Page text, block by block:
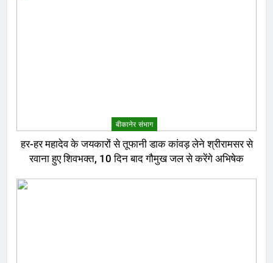
बीकानेर संभाग
हर-हर महादेव के जयकारों से तूफानी डाक कांवड़ लेने श्रीरामसर से
रवाना हुए शिवभक्त, 10 दिन बाद गौमुख जल से करेंगे अभिषेक